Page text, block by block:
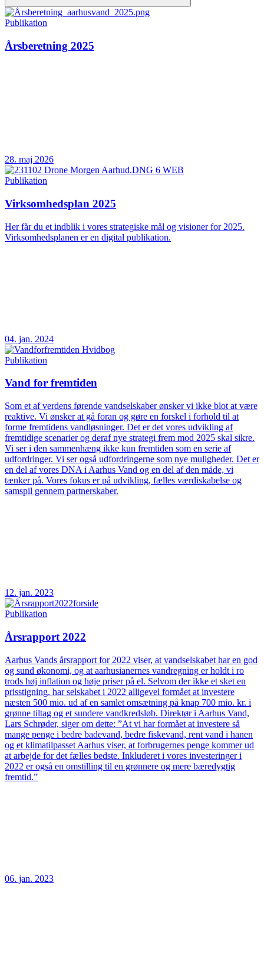
Publikation
Årsberetning 2025
28. maj 2026
Publikation
Virksomhedsplan 2025
Her får du et indblik i vores strategiske mål og visioner for 2025.
Virksomhedsplanen er en digital publikation.
04. jan. 2024
Publikation
Vand for fremtiden
Som et af verdens førende vandselskaber ønsker vi ikke blot at være
reaktive. Vi ønsker at gå foran og gøre en forskel i forhold til at
forme fremtidens vandløsninger. Det er det vores udvikling af
fremtidige scenarier og deraf nye strategi frem mod 2025 skal sikre.
Vi ser i den sammenhæng ikke kun fremtiden som en serie af
udfordringer. Vi ser også udfordringerne som nye muligheder. Det er
en del af vores DNA i Aarhus Vand og en del af den måde, vi
tænker på. Vores fokus er på udvikling, fælles værdiskabelse og
samspil gennem partnerskaber.
12. jan. 2023
Publikation
Årsrapport 2022
Aarhus Vands årsrapport for 2022 viser, at vandselskabet har en god
og sund økonomi, og at aarhusianernes vandregning er holdt i ro
trods høj inflation og høje priser på el. Selvom der ikke et sket en
prisstigning, har selskabet i 2022 alligevel formået at investere
næsten 500 mio. ud af en samlet omsætning på knap 700 mio. kr. i
grønne tiltag og et sundere vandkredsløb. Direktør i Aarhus Vand,
Lars Schrøder, siger om dette: ”At vi har formået at investere så
mange penge i bedre badevand, bedre fiskevand, rent vand i hanen
og et klimatilpasset Aarhus viser, at forbrugernes penge kommer ud
at arbejde for det fælles bedste. Inkluderet i vores investeringer i
2022 er også en omstilling til en grønnere og mere bæredygtig
fremtid.”
06. jan. 2023